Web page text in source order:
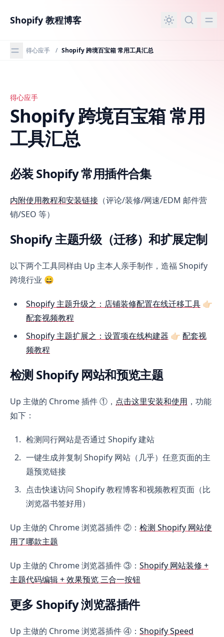
Shopify 教程博客
得心应手 / Shopify 跨境百宝箱 常用工具汇总
Shopify 跨境百宝箱 常用工具汇总
得心应手
Shopify 跨境百宝箱 常用
工具汇总
必装 Shopify 常用插件合集
内附使用教程和安装链接 （评论/装修/网速/EDM 邮件营
销/SEO 等）
Shopify 主题升级（迁移）和扩展定制
以下两个工具同样由 Up 主本人亲手制作，造福 Shopify
跨境行业 😄
Shopify 主题升级之：店铺装修配置在线迁移工具 👉🏻
配套视频教程
Shopify 主题扩展之：设置项在线构建器 👉🏻 配套视
频教程
检测 Shopify 网站和预览主题
Up 主做的 Chrome 插件 ①， 点击这里安装和使用 ，功能
如下：
检测同行网站是否通过 Shopify 建站
一键生成并复制 Shopify 网站（几乎）任意页面的主
题预览链接
点击快速访问 Shopify 教程博客和视频教程页面（比
浏览器书签好用）
Up 主做的 Chrome 浏览器插件 ②： 检测 Shopify 网站使
用了哪款主题
Up 主做的 Chrome 浏览器插件 ③： Shopify 网站装修 +
主题代码编辑 + 效果预览 三合一按钮
更多 Shopify 浏览器插件
Up 主做的 Chrome 浏览器插件 ④： Shopify Speed